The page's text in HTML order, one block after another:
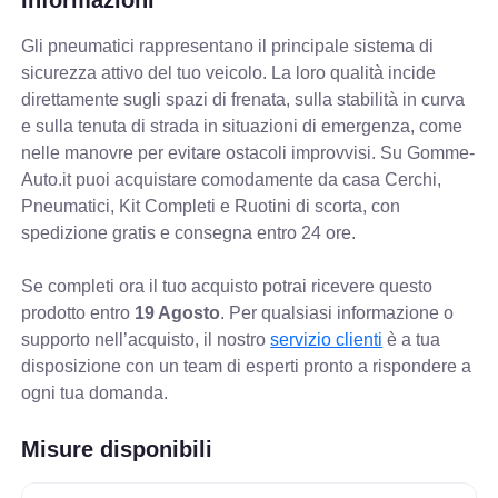
Gli pneumatici rappresentano il principale sistema di
sicurezza attivo del tuo veicolo. La loro qualità incide
direttamente sugli spazi di frenata, sulla stabilità in curva
e sulla tenuta di strada in situazioni di emergenza, come
nelle manovre per evitare ostacoli improvvisi. Su Gomme-
Auto.it puoi acquistare comodamente da casa Cerchi,
Pneumatici, Kit Completi e Ruotini di scorta, con
spedizione gratis e consegna entro 24 ore.
Se completi ora il tuo acquisto potrai ricevere questo
prodotto entro 19 Agosto. Per qualsiasi informazione o
supporto nell’acquisto, il nostroservizio clienti è a tua
disposizione con un team di esperti pronto a rispondere a
ogni tua domanda.
Misure disponibili